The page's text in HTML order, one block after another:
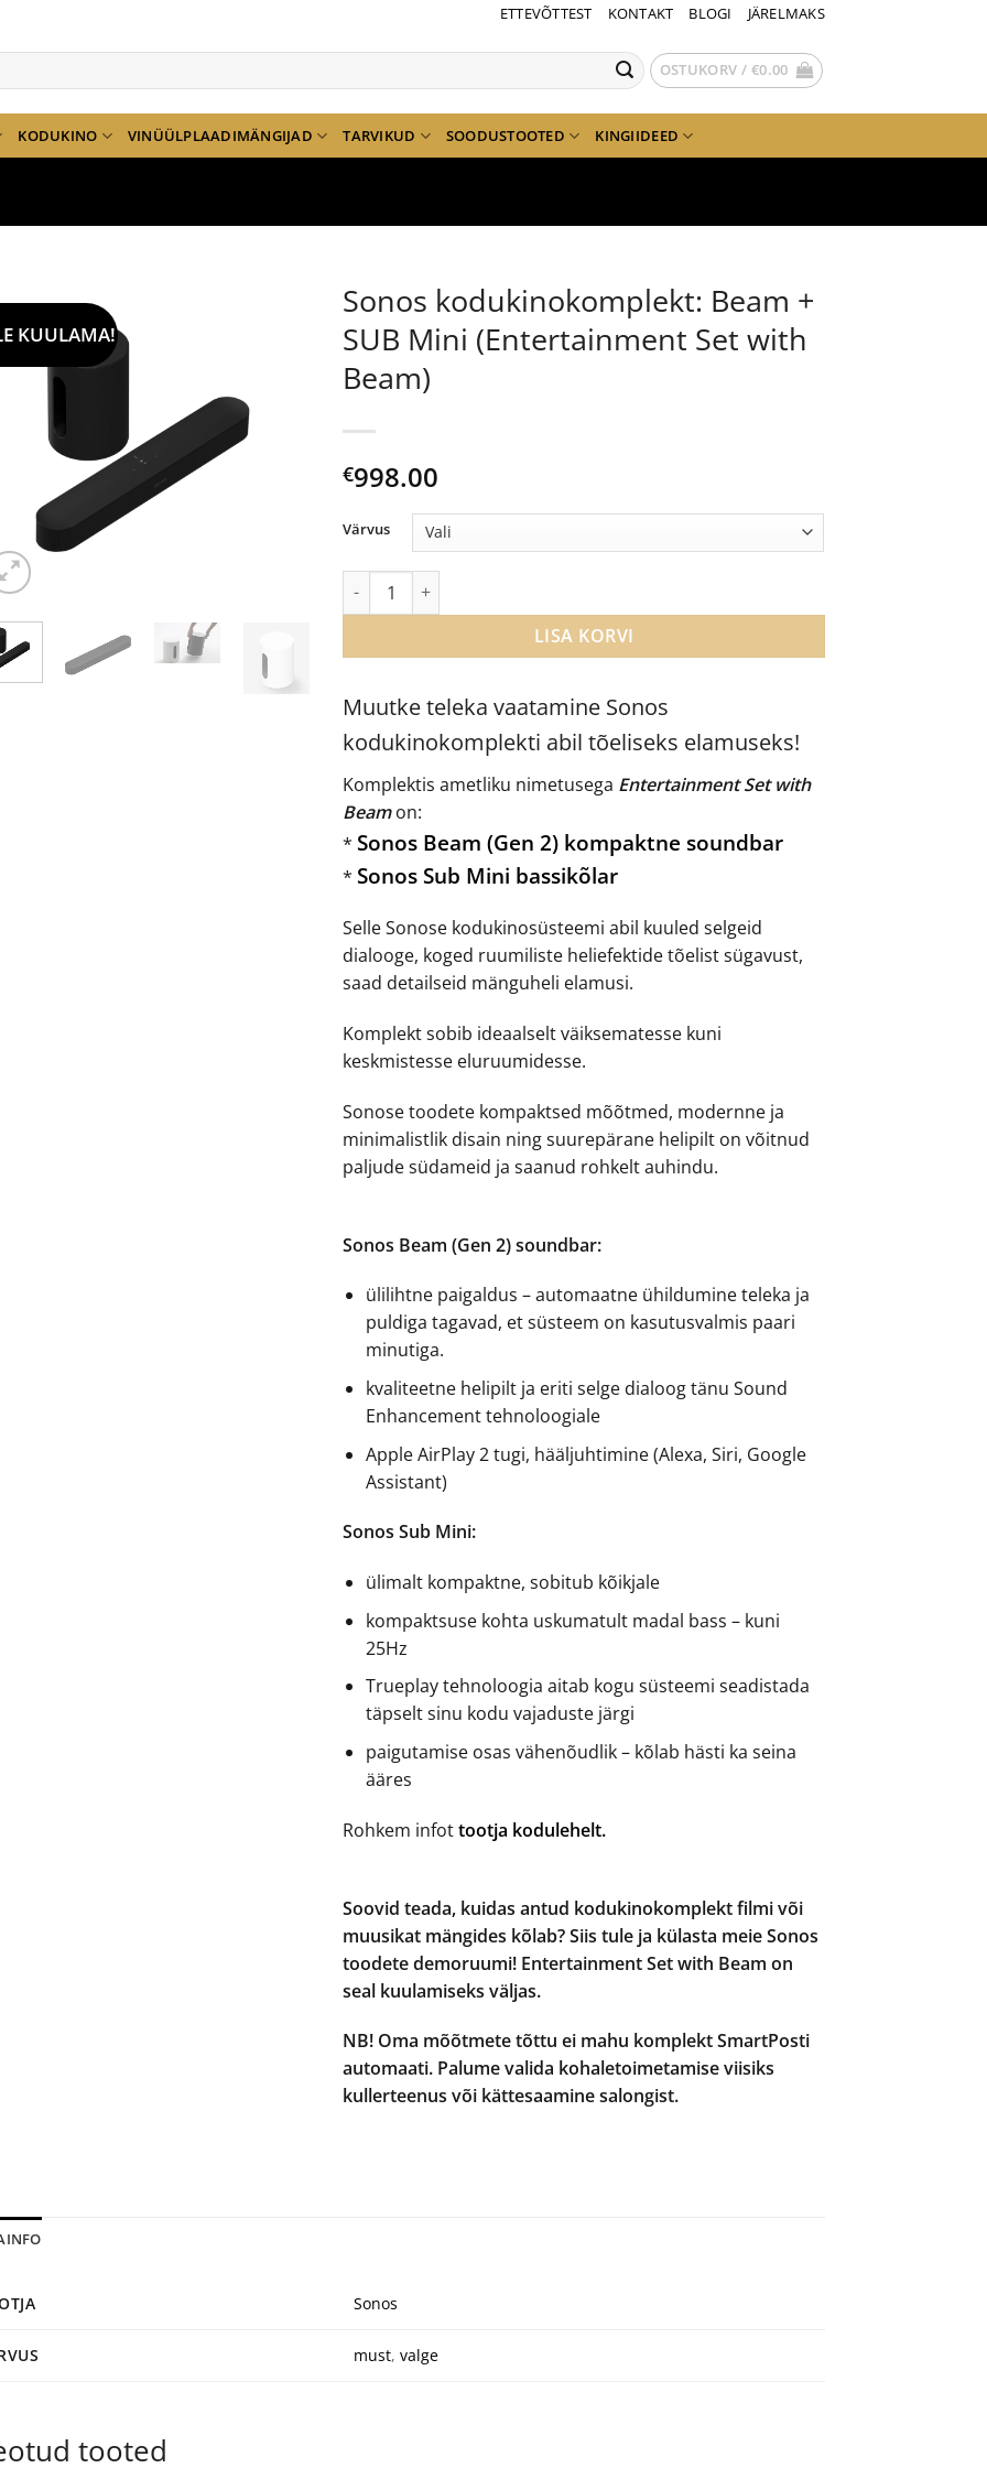
ETTEVÕTTEST KONTAKT BLOGI JÄRELMAKS
OSTUKORV / €0.00
KODUKINO VINÜÜLPLAADIMÄNGIJAD TARVIKUD SOODUSTOOTED KINGIIDEED
KUULAMA!
Sonos kodukinokomplekt: Beam +
SUB Mini (Entertainment Set with
Beam)
€998.00
Muutke teleka vaatamine Sonos
kodukinokomplekti abil tõeliseks elamuseks!
Komplektis ametliku nimetusega Entertainment Set with
Beamon:
* Sonos Beam (Gen 2) kompaktne soundbar
* Sonos Sub Mini bassikõlar
Selle Sonose kodukinosüsteemi abil kuuled selgeid
dialooge, koged ruumiliste heliefektide tõelist sügavust,
saad detailseid mänguheli elamusi.
Komplekt sobib ideaalselt väiksematesse kuni
keskmistesse eluruumidesse.
Sonose toodete kompaktsed mõõtmed, modernne ja
minimalistlik disain ning suurepärane helipilt on võitnud
paljude südameid ja saanud rohkelt auhindu.
Sonos Beam (Gen 2) soundbar:
ülilihtne paigaldus – automaatne ühildumine teleka ja
puldiga tagavad, et süsteem on kasutusvalmis paari
minutiga.
kvaliteetne helipilt ja eriti selge dialoog tänu Sound
Enhancement tehnoloogiale
Apple AirPlay 2 tugi, hääljuhtimine (Alexa, Siri, Google
Assistant)
Sonos Sub Mini:
ülimalt kompaktne, sobitub kõikjale
kompaktsuse kohta uskumatult madal bass – kuni
25Hz
Trueplay tehnoloogia aitab kogu süsteemi seadistada
täpselt sinu kodu vajaduste järgi
paigutamise osas vähenõudlik – kõlab hästi ka seina
ääres
Rohkem infottootja kodulehelt.
Soovid teada, kuidas antud kodukinokomplekt filmi või
muusikat mängides kõlab? Siis tule ja külasta meie Sonos
toodete demoruumi! Entertainment Set with Beam on
seal kuulamiseks väljas.
NB! Oma mõõtmete tõttu ei mahu komplekt SmartPosti
automaati. Palume valida kohaletoimetamise viisiks
kullerteenus või kättesaamine salongist.
Värvus
Sonos kodukinokomplekt: Beam + SUB Mini (Entertainment Set with Beam) kogus
LISA KORVI
Sonos
must, valge
tooted